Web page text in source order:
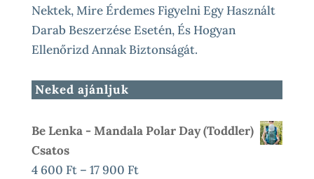
Nektek, Mire Érdemes Figyelni Egy Használt
Darab Beszerzése Esetén, És Hogyan
Ellenőrizd Annak Biztonságát.
Neked ajánljuk
Be Lenka - Mandala Polar Day (toddler)
Csatos
4 600 Ft – 17 900 FtÁrtartomány: